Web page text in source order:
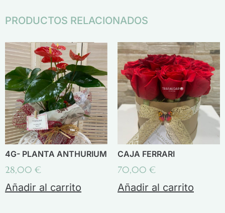
PRODUCTOS RELACIONADOS
4G- PLANTA ANTHURIUM
28,00 €
Añadir al carrito
CAJA FERRARI
70,00 €
Añadir al carrito